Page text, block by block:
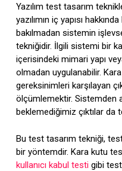
Yazılım test tasarım
yazılımın iç yapısı
bakılmadan sistemin
tekniğidir. İlgili sistemi bir
içerisindeki mimari yapı
olmadan uygulanabilir.
gereksinimleri karşılayan
ölçümlemektir. Sistemden
beklemediğimiz çıktılar da
Bu test tasarım tekniği, test
bir yöntemdir. Kara kutu
kullanıcı kabul testi gibi